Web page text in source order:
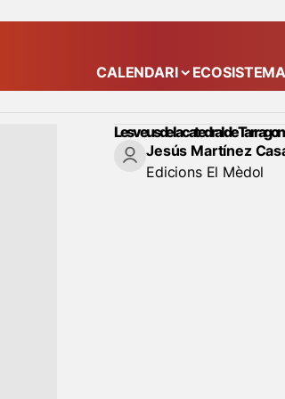
CALENDARI Mostra el
ECOSISTEMA
Les veus de la catedral de
Jesús Martínez
Edicions El Mèdol